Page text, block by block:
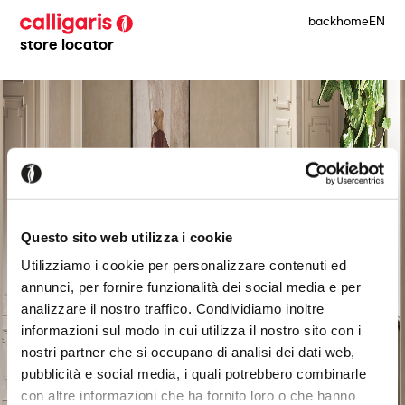
Questo sito web utilizza i cookie
Utilizziamo i cookie per personalizzare contenuti ed
annunci, per fornire funzionalità dei social media e per
analizzare il nostro traffico. Condividiamo inoltre
informazioni sul modo in cui utilizza il nostro sito con i
nostri partner che si occupano di analisi dei dati web,
pubblicità e social media, i quali potrebbero combinarle
con altre informazioni che ha fornito loro o che hanno
store locator
backhomeEN